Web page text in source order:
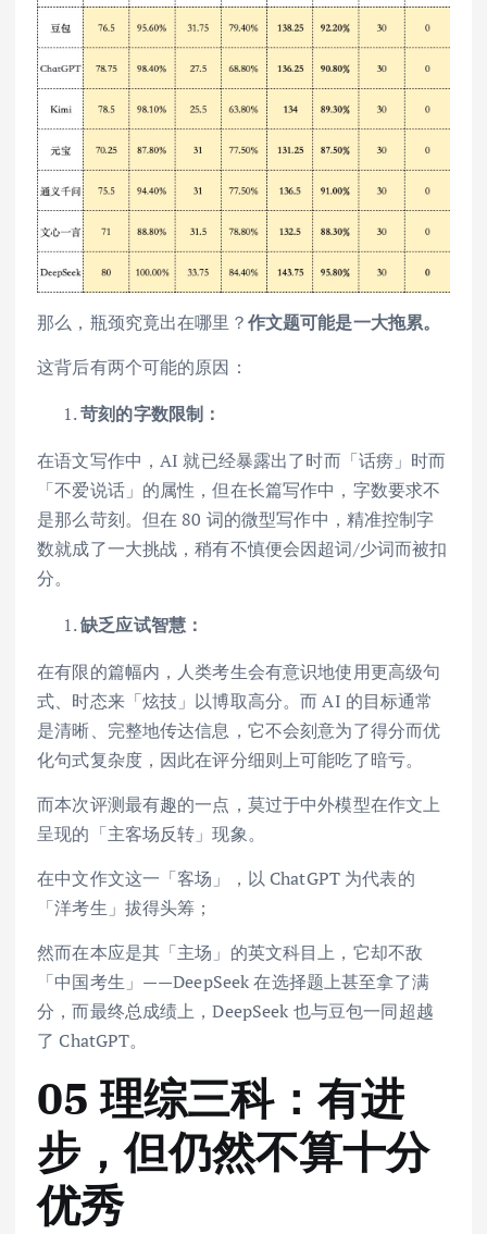
那么，瓶颈究竟出在哪里？作文题可能是一大拖累。
这背后有两个可能的原因：
苛刻的字数限制：
在语文写作中，AI 就已经暴露出了时而「话痨」时而
「不爱说话」的属性，但在长篇写作中，字数要求不
是那么苛刻。但在 80 词的微型写作中，精准控制字
数就成了一大挑战，稍有不慎便会因超词/少词而被扣
分。
缺乏应试智慧：
在有限的篇幅内，人类考生会有意识地使用更高级句
式、时态来「炫技」以博取高分。而 AI 的目标通常
是清晰、完整地传达信息，它不会刻意为了得分而优
化句式复杂度，因此在评分细则上可能吃了暗亏。
而本次评测最有趣的一点，莫过于中外模型在作文上
呈现的「主客场反转」现象。
在中文作文这一「客场」，以 ChatGPT 为代表的
「洋考生」拔得头筹；
然而在本应是其「主场」的英文科目上，它却不敌
「中国考生」——DeepSeek 在选择题上甚至拿了满
分，而最终总成绩上，DeepSeek 也与豆包一同超越
了 ChatGPT。
05 理综三科：有进
步，但仍然不算十分
优秀